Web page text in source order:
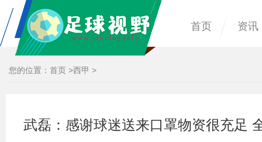
首页 资讯
您的位置： 首页 >西甲 >
武磊：感谢球迷送来口罩物资很充足